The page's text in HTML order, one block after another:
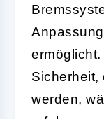
Sicherheit,
werden,